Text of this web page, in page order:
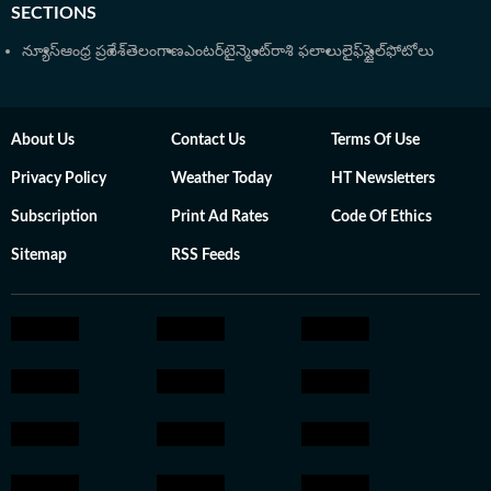
అంతేకాదు ఈటీవీ భారత్, ఏబీపీ దేశం, హిందుస్తాన్ టైమ్స్
వెబ్‌సైట్స్ లాంచ్ టీమ్‌లో ఈయన ఉన్నారు. ప్రస్తుతం ఆంధ్రప్రదేశ్,
కథనాలను ఇవ్వటంలో ప్రత్యేక శైలి కలిగి ఉన్నారు. అనేకసార్లు
డిజిటల్ మీడియాలో ఎక్కువకాలం పని చేసిన అనుభవం ఉంది.
యూజర్లకు ఉపయోగపడే వార్తలను అందించడంలో
SECTIONS
న్యూస్ఆంధ్ర ప్రదేశ్తెలంగాణఎంటర్‌టైన్మెంట్రాశి ఫలాలులైఫ్‌స్టైల్ఫోటోలు
About Us Contact Us Terms Of Use
Privacy Policy Weather Today HT Newsletters
Subscription Print Ad Rates Code Of Ethics
Sitemap RSS Feeds